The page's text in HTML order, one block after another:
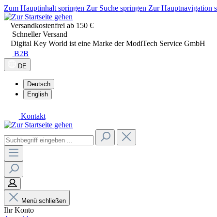
Zum Hauptinhalt springen Zur Suche springen Zur Hauptnavigation
Versandkostenfrei ab 150 €
Schneller Versand
Digital Key World ist eine Marke der ModiTech Service GmbH
B2B
DE
Deutsch
English
Kontakt
Menü schließen
Ihr Konto